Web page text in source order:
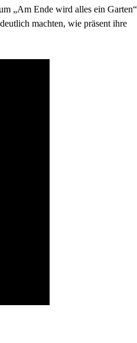
„Am Ende wird alles ein Garten“
machten, wie präsent ihre